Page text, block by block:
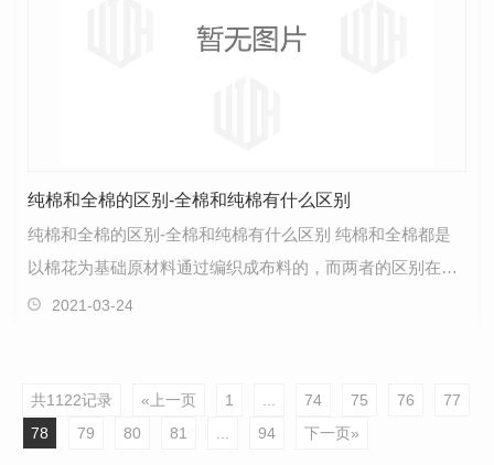
纯棉和全棉的区别-全棉和纯棉有什么区别
纯棉和全棉的区别-全棉和纯棉有什么区别 纯棉和全棉都是
以棉花为基础原材料通过编织成布料的，而两者的区别在于
含棉的成分比重不一样，你可以想象成含酒精度高的酒…
2021-03-24
共1122记录 «上一页 1 ... 74 75 76
77
78
79 80 81 ... 94 下一页»